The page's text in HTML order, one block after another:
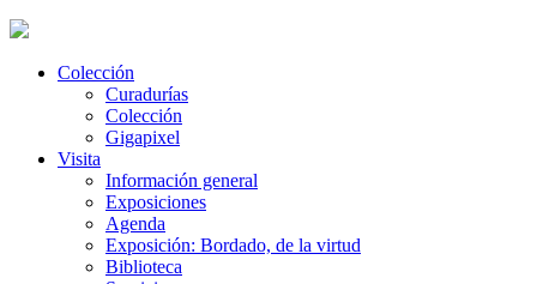
Colección
Curadurías
Colección
Gigapixel
Visita
Información general
Exposiciones
Agenda
Exposición: Bordado, de la virtud
Biblioteca